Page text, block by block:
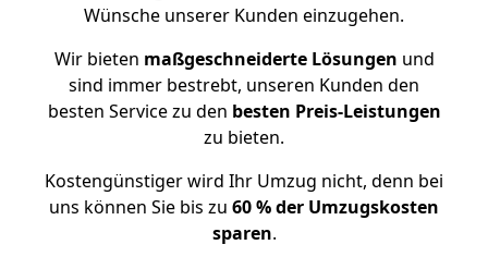
Wünsche unserer Kunden einzugehen.
Wir bieten maßgeschneiderte Lösungen und
sind immer bestrebt, unseren Kunden den
besten Service zu den besten Preis-Leistungen
zu bieten.
Kostengünstiger wird Ihr Umzug nicht, denn bei
uns können Sie bis zu 60 % der Umzugskosten
sparen.